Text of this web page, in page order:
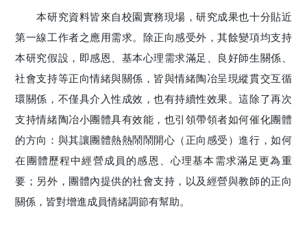
本研究資料皆來自校園實務現場，研究成果也十分貼近
第一線工作者之應用需求。除正向感受外，其餘變項均支持
本研究假設，即感恩、基本心理需求滿足、良好師生關係、
社會支持等正向情緒與關係，皆與情緒陶冶呈現縱貫交互循
環關係，不僅具介入性成效，也有持續性效果。這除了再次
支持情緒陶冶小團體具有效能，也引領帶領者如何催化團體
的方向：與其讓團體熱熱鬧鬧開心（正向感受）進行，如何
在團體歷程中經營成員的感恩、心理基本需求滿足更為重
要；另外，團體內提供的社會支持，以及經營與教師的正向
關係，皆對增進成員情緒調節有幫助。